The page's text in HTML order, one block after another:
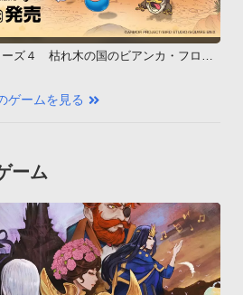
ーズ４ 枯れ木の国のビアンカ・フロー
ゲームを見る
ーム